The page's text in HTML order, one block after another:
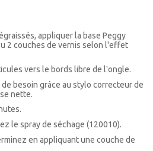
appliquer la base Peggy
2 couches de vernis selon l'effet
vers le bords libre de l'ongle.
besoin grâce au stylo correcteur de
nette.
le spray de séchage (120010).
en appliquant une couche de